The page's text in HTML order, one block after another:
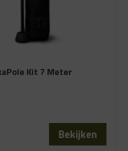
Kit 7 Meter
Bekijken